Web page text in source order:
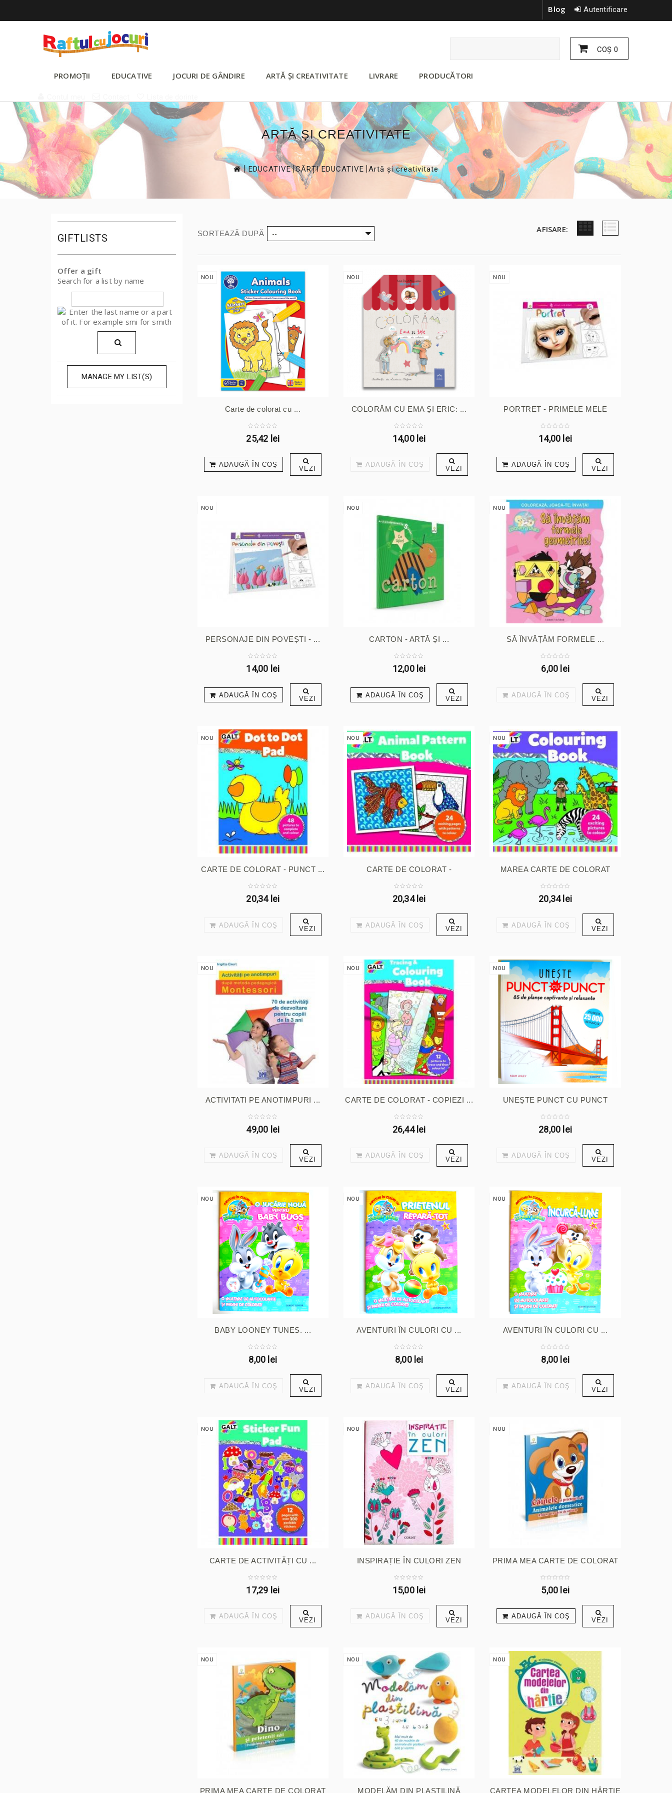
Autentificare
Blog
COŞ 0
PROMOȚII EDUCATIVE JOCURI DE GÂNDIRE ARTĂ ȘI CREATIVITATE LIVRARE PRODUCĂTORI
ARTĂ ȘI CREATIVITATE
>
EDUCATIVE
>
CĂRȚI EDUCATIVE
>
Artă și creativitate
GIFTLISTS
Offer a gift
Search for a list by name
MANAGE MY LIST(S)
AFISARE:
SORTEAZĂ DUPĂ --
NOU
Carte de colorat cu ...
25,42 lei
ADAUGĂ ÎN COŞ VEZI
NOU
COLORĂM CU EMA ȘI ERIC: ...
14,00 lei
ADAUGĂ ÎN COŞ VEZI
NOU
PORTRET - PRIMELE MELE
14,00 lei
ADAUGĂ ÎN COŞ VEZI
NOU
PERSONAJE DIN POVEȘTI - ...
14,00 lei
ADAUGĂ ÎN COŞ VEZI
NOU
CARTON - ARTĂ ȘI ...
12,00 lei
ADAUGĂ ÎN COŞ VEZI
NOU
SĂ ÎNVĂȚĂM FORMELE ...
6,00 lei
ADAUGĂ ÎN COŞ VEZI
NOU
CARTE DE COLORAT - PUNCT ...
20,34 lei
ADAUGĂ ÎN COŞ VEZI
NOU
CARTE DE COLORAT -
20,34 lei
ADAUGĂ ÎN COŞ VEZI
NOU
MAREA CARTE DE COLORAT
20,34 lei
ADAUGĂ ÎN COŞ VEZI
NOU
ACTIVITATI PE ANOTIMPURI ...
49,00 lei
ADAUGĂ ÎN COŞ VEZI
NOU
CARTE DE COLORAT - COPIEZI ...
26,44 lei
ADAUGĂ ÎN COŞ VEZI
NOU
UNEȘTE PUNCT CU PUNCT
28,00 lei
ADAUGĂ ÎN COŞ VEZI
NOU
BABY LOONEY TUNES. ...
8,00 lei
ADAUGĂ ÎN COŞ VEZI
NOU
AVENTURI ÎN CULORI CU ...
8,00 lei
ADAUGĂ ÎN COŞ VEZI
NOU
AVENTURI ÎN CULORI CU ...
8,00 lei
ADAUGĂ ÎN COŞ VEZI
NOU
CARTE DE ACTIVITĂȚI CU ...
17,29 lei
ADAUGĂ ÎN COŞ VEZI
NOU
INSPIRAȚIE ÎN CULORI ZEN
15,00 lei
ADAUGĂ ÎN COŞ VEZI
NOU
PRIMA MEA CARTE DE COLORAT
5,00 lei
ADAUGĂ ÎN COŞ VEZI
NOU
PRIMA MEA CARTE DE COLORAT
NOU
MODELĂM DIN PLASTILINĂ
NOU
CARTEA MODELELOR DIN HÂRTIE